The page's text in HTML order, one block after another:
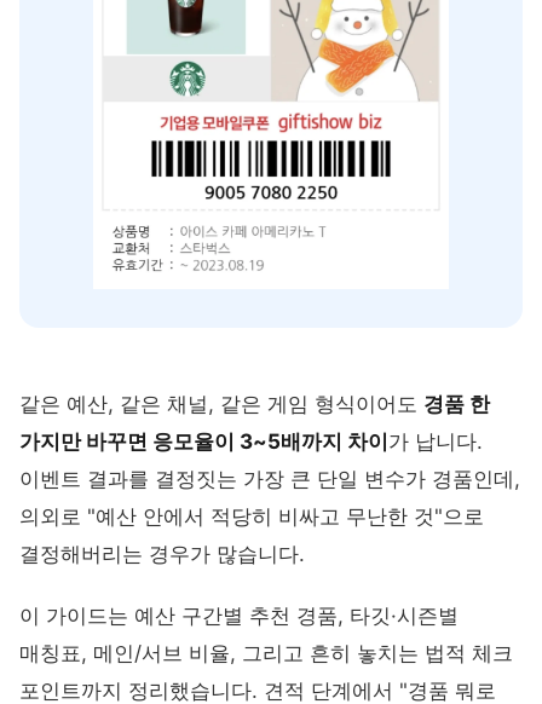
같은 예산, 같은 채널, 같은 게임 형식이어도 경품 한
가지만 바꾸면 응모율이 3~5배까지 차이가 납니다.
이벤트 결과를 결정짓는 가장 큰 단일 변수가 경품인데,
의외로 "예산 안에서 적당히 비싸고 무난한 것"으로
결정해버리는 경우가 많습니다.
이 가이드는 예산 구간별 추천 경품, 타깃·시즌별
매칭표, 메인/서브 비율, 그리고 흔히 놓치는 법적 체크
포인트까지 정리했습니다. 견적 단계에서 "경품 뭐로